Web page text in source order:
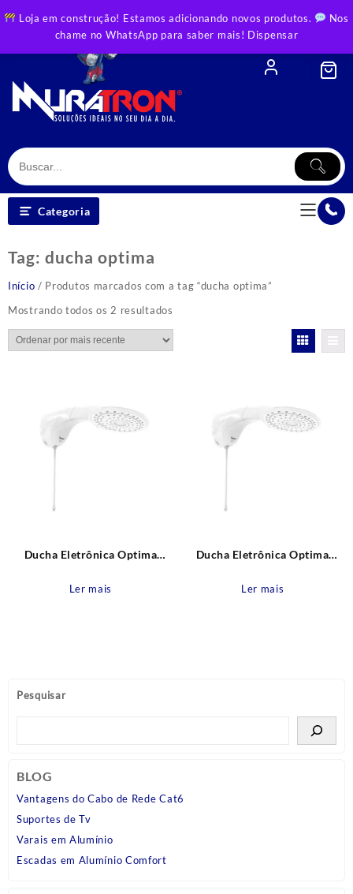
Loja em construção! Estamos adicionando novos produtos.
Nos
chame no WhatsApp para saber mais! Dispensar
to
Categoria
Pesquisar
BLOG
Vantagens do Cabo de Rede Cat6
Suportes de Tv
Varais em Alumínio
Escadas em Alumínio Comfort
Tag: ducha optima
Início / Produtos marcados com a tag “ducha optima”
Mostrando todos os 2 resultados
Ducha Eletrônica Optima
Ler mais
Ducha Eletrônica Optima
Ler mais